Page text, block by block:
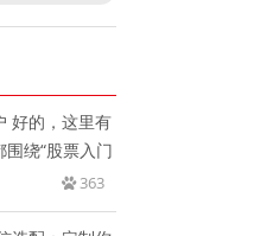
好的，这里有
围绕“股票入门
363